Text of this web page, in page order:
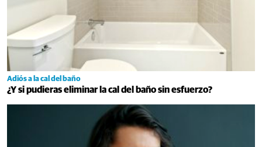
Adiós a la cal del baño
¿Y si pudieras eliminar la cal del baño sin esfuerzo?